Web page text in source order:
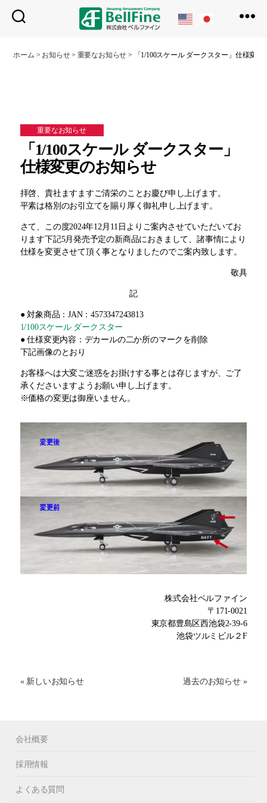
フ
ホーム > お知らせ> 重要なお知らせ > 「1/100スケール ダークスター」仕様変更
重要なお知らせ
「1/100スケール ダークスター」
仕様変更のお知らせ
拝啓、貴社ますますご清栄のことお慶び申し上げます。
平素は格別のお引立てを賜り厚く御礼申し上げます。
さて、この度2024年12月11日よりご案内させていただいてお
ります下記5月発売予定の新商品におきまして、諸事情により
仕様を変更させて頂く事となりましたのでご案内致します。
敬具
記
● 対象商品：JAN：4573347243813
1/100スケール ダークスター
● 仕様変更内容：デカールの二か所のマークを削除
下記画像のとおり
お客様へは大変ご迷惑をお掛けする事とは存じますが、ご了
承くださいますようお願い申し上げます。
※価格の変更は御座いません。
株式会社ベルファイン
〒171-0021
東京都豊島区西池袋2-39-6
池袋ツルミビル２F
« 新しいお知らせ 過去のお知らせ »
会社概要
採用情報
よくある質問